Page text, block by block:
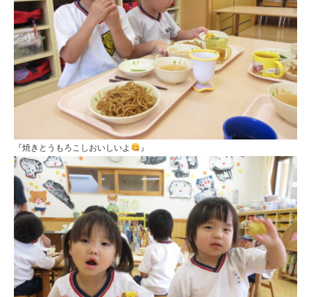
『焼きとうもろこしおいしいよ 』